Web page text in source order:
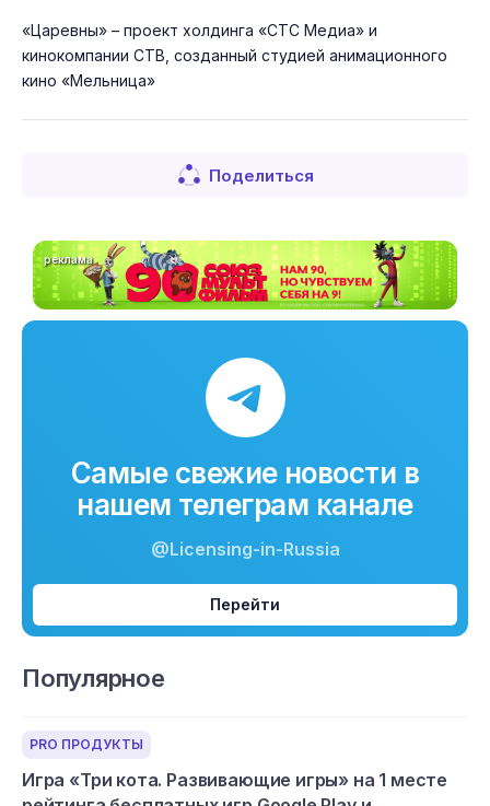
«Царевны» – проект холдинга «СТС Медиа» и
кинокомпании СТВ, созданный студией анимационного
кино «Мельница»
Поделиться
реклама
Самые свежие новости в
нашем телеграм канале
@Licensing-in-Russia
Перейти
Популярное
PRO ПРОДУКТЫ
Игра «Три кота. Развивающие игры» на 1 месте